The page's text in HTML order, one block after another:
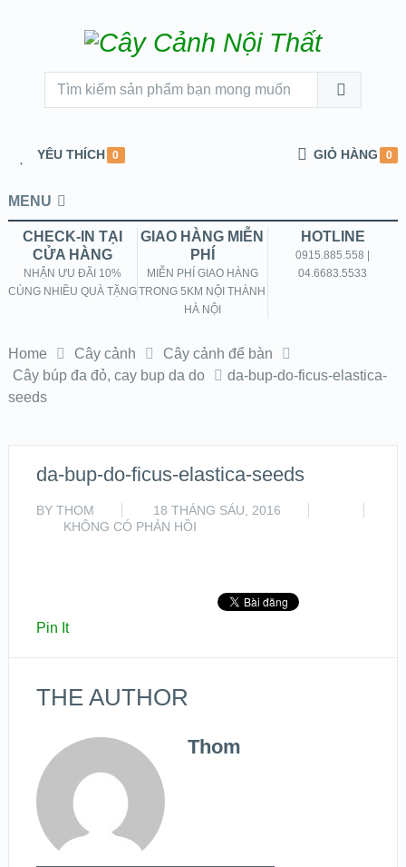
YÊU THÍCH 0 GIỎ HÀNG 0
MENU
CHECK-IN TẠI
CỬA HÀNG
NHẬN ƯU ĐÃI 10%
CÙNG NHIỀU QUÀ TẶNG
GIAO HÀNG MIỄN
PHÍ
MIỄN PHÍ GIAO HÀNG
TRONG 5KM NỘI THÀNH
HÀ NỘI
HOTLINE
0915.885.558 |
04.6683.5533
Home Cây cảnh
Cây cảnh để bàn
Cây búp đa đỏ, cay bup da do
da-bup-do-ficus-elastica-
seeds
da-bup-do-ficus-elastica-seeds
BY THOM
18 THÁNG SÁU, 2016
KHÔNG CÓ PHẢN HỒI
Pin It
THE AUTHOR
Thom